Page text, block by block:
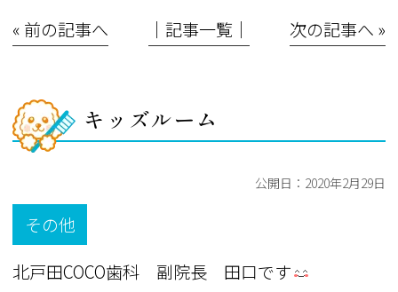
« 前の記事へ │記事一覧│ 次の記事へ »
キッズルーム
公開日： 2020年2月29日
その他
北戸田COCO歯科 副院長 田口です